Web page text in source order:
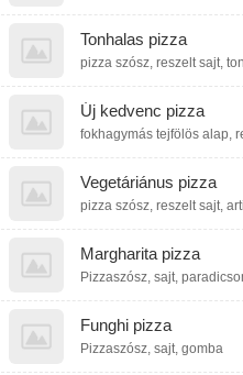
Tonhalas pizza
pizza szósz, reszelt sajt,
Új kedvenc pizza
fokhagymás tejfölös alap,
Vegetáriánus pizza
pizza szósz, reszelt sajt,
Margharita pizza
Pizzaszósz, sajt,
Funghi pizza
Pizzaszósz, sajt, gomba